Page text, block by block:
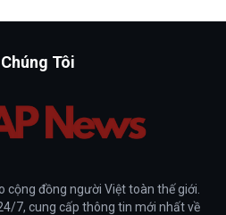
Tôi
cộng đồng người Việt toàn thế giới.
7, cung cấp thông tin mới nhất về